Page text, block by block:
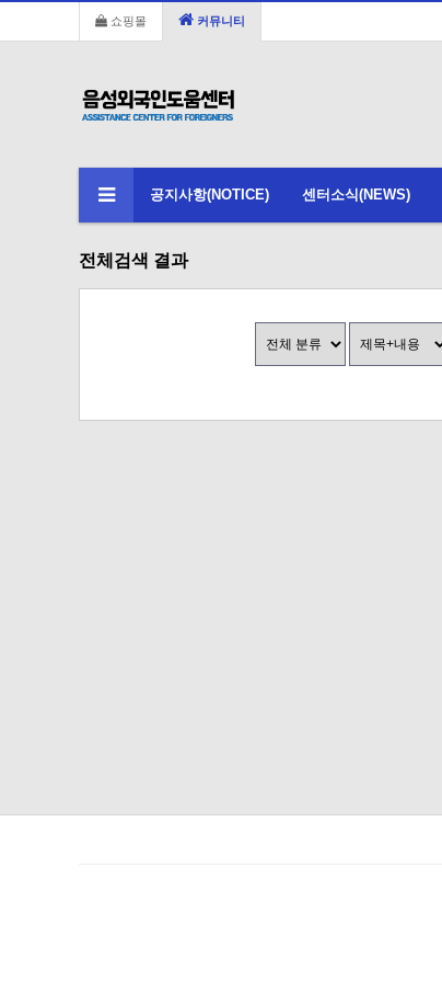
쇼핑몰 커뮤니티
공지사항(NOTICE) 센터소식(NEWS)
전체검색 결과